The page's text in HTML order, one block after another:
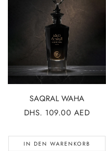
SAQRAL WAHA
NORMALER
DHS. 109.00 AED
IN DEN WARENKORB